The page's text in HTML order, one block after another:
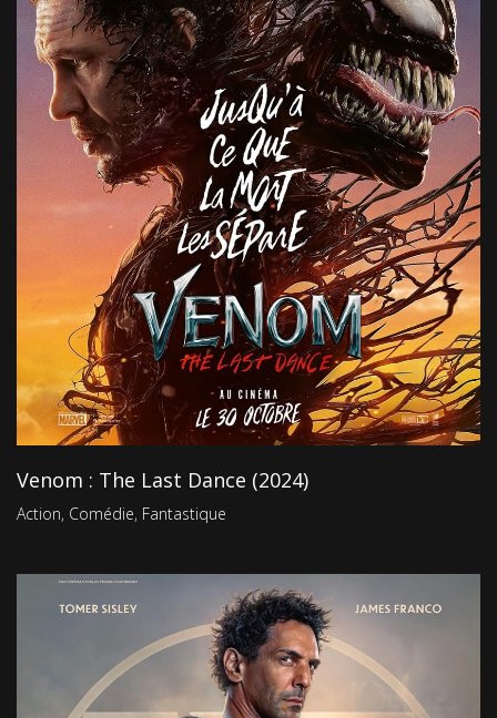
Venom : The Last Dance (2024)
Action, Comédie, Fantastique